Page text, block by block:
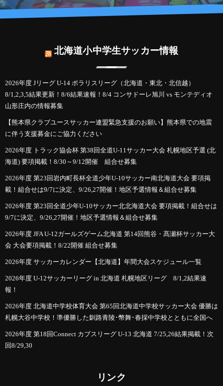
北海道小中学生サッカー情報
2026年度 Jリーグ U-14 ポラリスリーグ（北海道・東北・北信越）
8/1,2,3,5結果更新！8/6結果速報！8/4 コンサドーレ旭川 vs モンテディオ
山形庄内の情報募集
【熊本県クラブユースサッカー連盟緊急支援のお願い】熊本県での地震
に伴う支援募金にご協力ください
2026年度 トラック協会杯 第38回全道U-11サッカー大会 札幌地区予選 (北
海道) 要項掲載！8/30～9/12開催 組合せ募集
2026年度 第23回岩内町長杯全道少年U-10サッカー南北海道大会 要項掲
載！組合せは9/7に決定、9/26,27開催！地区予選情報＆組合せ募集
2026年度 第23回全道少年U-10サッカー北北海道大会 要項掲載！組合せは
9/7に決定、9/26,27開催！地区予選情報＆組合せ募集
2026年度 JFA U-12ガールズゲーム北海道 第14回熊谷・髙瀬杯サッカー大
会 大会要項掲載！8/22開催 組合せ募集
2026年度 サッカーカレンダー【北海道】年間大会スケジュール一覧
2026年度 U-12サッカーリーグ in 北海道 札幌地区リーグ 8/1,2結果速
報！
2026年度 北海道中学校体育大会 第65回北海道中学校サッカー大会 優勝は
札幌大谷中学校！準優勝した釧路青陵･幣舞･春採中学校とともに全国へ
2026年度 第18回Connect カブスリーグ U-13 北海道 7/25,26結果掲載！次
回8/29,30
リンク